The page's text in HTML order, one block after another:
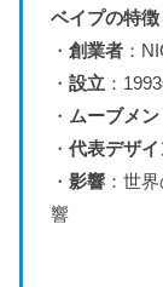
ベイプの特徴
・ 創業者：
・ 設立：
・ ムーブメン
・ 代表デザイ
・ 影響：世
響